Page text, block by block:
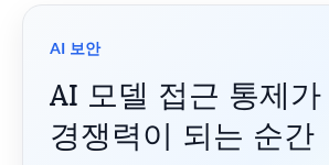
AI 보안
AI 모델 접근 통제가
경쟁력이 되는 순간